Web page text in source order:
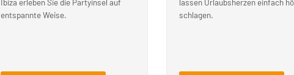
Ibiza erleben Sie die Partyinsel auf
entspannte Weise.
lassen Urlaubsherzen einfach
schlagen.